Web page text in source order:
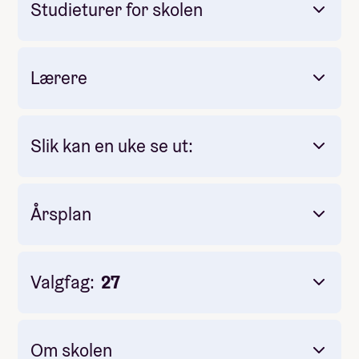
Studieturer for skolen
Lærere
Slik kan en uke se ut:
Årsplan
august
Skolestart halvår vår, første uke i januar
Valgfag: 27
Om skolen